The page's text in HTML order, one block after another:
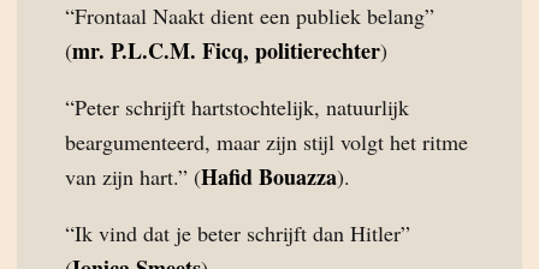
“Frontaal Naakt dient een publiek belang”
(mr. P.L.C.M. Ficq, politierechter)
“Peter schrijft hartstochtelijk, natuurlijk
beargumenteerd, maar zijn stijl volgt het ritme
van zijn hart.” (Hafid Bouazza).
“Ik vind dat je beter schrijft dan Hitler”